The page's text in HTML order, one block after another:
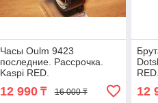
Часы Oulm 9423
последние. Рассрочка.
Kaspi RED.
12 990₸ 16 000 ₸ 12